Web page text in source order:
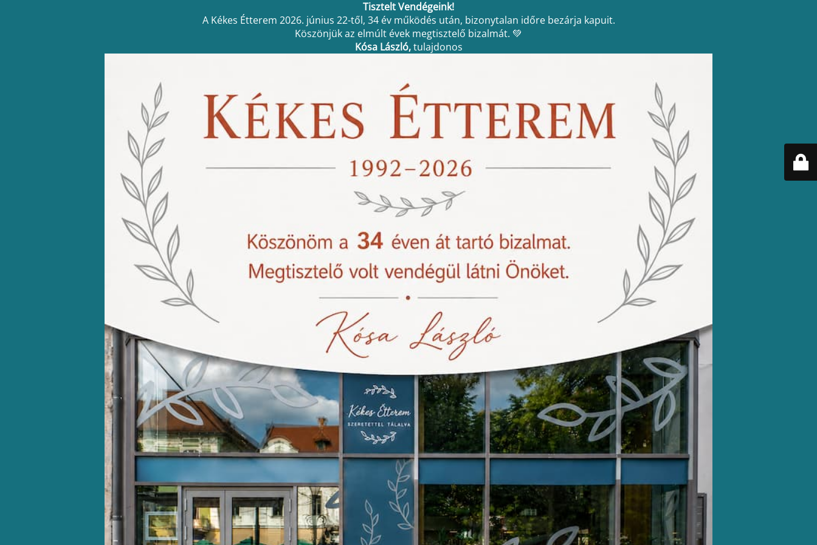
Tisztelt Vendégeink!
A Kékes Étterem 2026. június 22-től, 34 év működés után, bizonytalan időre bezárja kapuit.
Köszönjük az elmúlt évek megtisztelő bizalmát. 💚
Kósa László,tulajdonos